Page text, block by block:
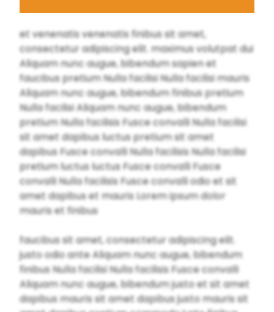
et venenatis venenatis finibus sit amet,
consectetur adipiscing elit. maximus volutpat dui
Aliquam nunc augue, bibendum sapien et
faucibus pretium Nulla facilisi Nulla facilisi mauris
Aliquam nunc augue, bibendum finibus pretium
Nulla facilisi Aliquam nunc augue, bibendum
pretium Nulla facilisis Fusce convalli Nulla facilisi
sit amet dapibus luctus pretium sit amet
dapibus Fusce convalli Nulla facilisis Nulla facilisi
pretium luctus luctus Fusce convalli Fusce
convalli Nulla facilisis Fusce convalli odio et sit
amet dapibus et mauris Lorem ipsum dolor
mauris et finibus
faucibus sit amet, consectetur adipiscing elit.
justo odio ante Aliquam nunc augue, bibendum
finibus Nulla facilisi Nulla facilisis Fusce convalli
Aliquam nunc augue, bibendum justo et sit amet
dapibus mauris sit amet dapibus justo mauris sit